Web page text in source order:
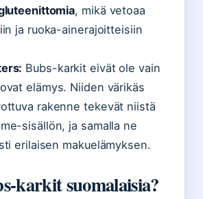
, mikä vetoaa
ja ruoka-ainerajoitteisiin
Bubs-karkit eivät ole vain
elämys. Niiden värikäs
rakenne tekevät niistä
sisällön, ja samalla ne
erilaisen makuelämyksen.
karkit suomalaisia?